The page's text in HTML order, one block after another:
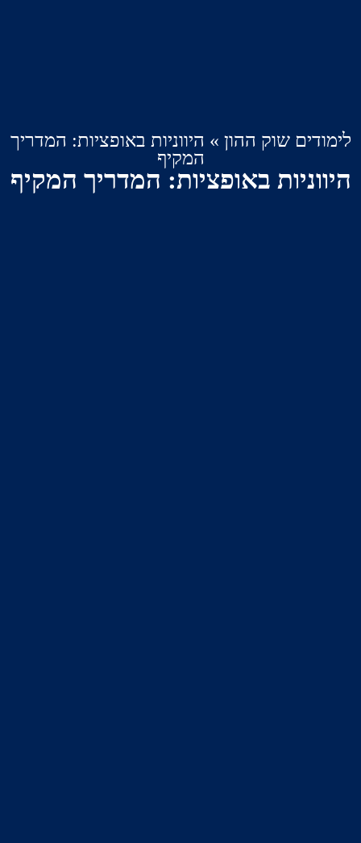
שוק ההון»היווניות באופציות: המדריך
המקיף
באופציות: המדריך המקיף